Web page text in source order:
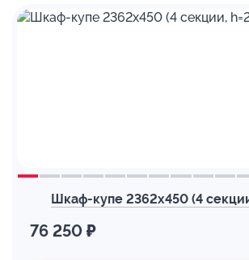
Шкаф-купе 2362х450 (4
76 250 ₽